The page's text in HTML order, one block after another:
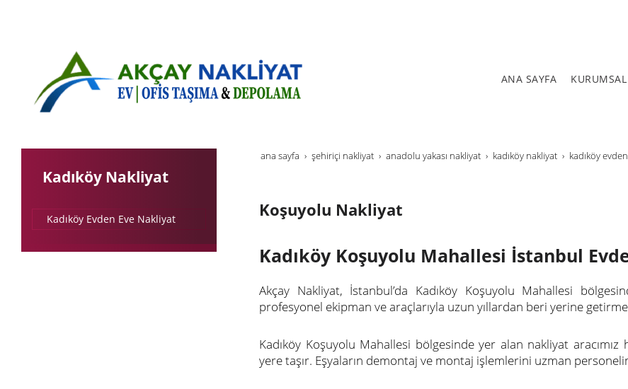
ANA SAYFA KURUMSAL
ana sayfa şehi̇ri̇çi̇ nakli̇yat anadolu yakası nakliyat kadıköy nakliyat kadıköy
Koşuyolu Nakliyat
Kadıköy Koşuyolu Mahallesi İstanbul
Akçay Nakliyat, İstanbul’da Kadıköy Koşuyolu Mahallesi
profesyonel ekipman ve araçlarıyla uzun yıllardan beri yerine
Kadıköy Koşuyolu Mahallesi bölgesinde yer alan nakliyat aracımız
yere taşır. Eşyaların demontaj ve montaj işlemlerini uzman
Kadıköy Nakliyat
Kadıköy Evden Eve Nakliyat